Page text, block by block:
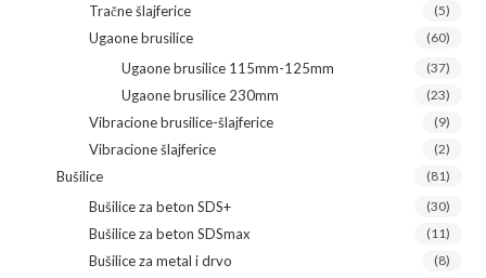
Tračne šlajferice (5)
Ugaone brusilice (60)
Ugaone brusilice 115mm-125mm (37)
Ugaone brusilice 230mm (23)
Vibracione brusilice-šlajferice (9)
Vibracione šlajferice (2)
Bušilice (81)
Bušilice za beton SDS+ (30)
Bušilice za beton SDSmax (11)
Bušilice za metal i drvo (8)